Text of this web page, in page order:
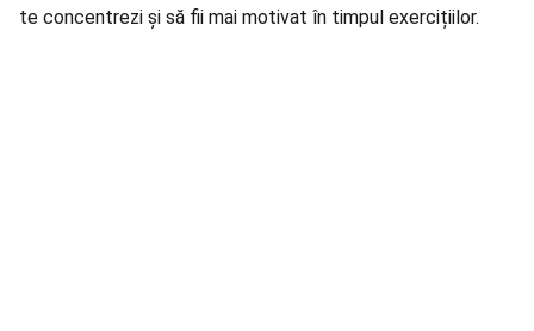
te concentrezi și să fii mai motivat în timpul exercițiilor.